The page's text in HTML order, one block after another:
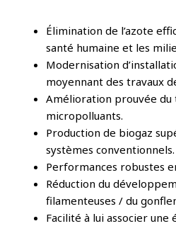
Élimination de l’azote
santé humaine et les
Modernisation
moyennant des travaux
Amélioration prouvée
micropolluants.
Production de biogaz
systèmes conventionnels.
Performances robustes
Réduction du
filamenteuses / du
Facilité à lui associer